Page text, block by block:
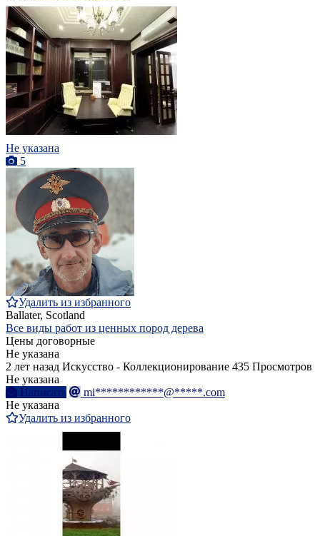
Не указана
5
Удалить из избранного
Ballater, Scotland
Все виды работ из ценных пород дерева
Цены договорные
Не указана
2 лет назад Искусство - Коллекционирование 435 Просмотров
Не указана
Написать
mi************@*****.com
Не указана
Удалить из избранного